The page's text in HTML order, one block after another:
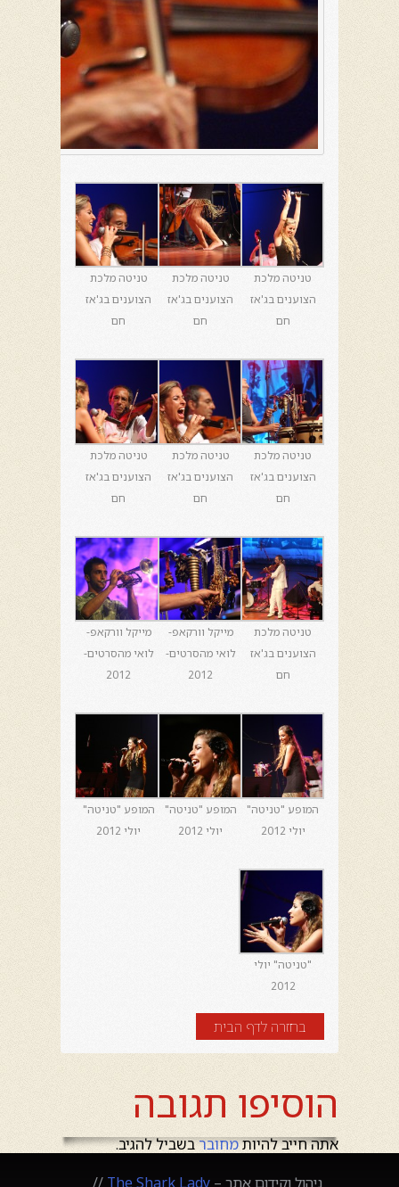
טניטה מלכת
הצוענים בג'אז
חם
טניטה מלכת
הצוענים בג'אז
חם
טניטה מלכת
הצוענים בג'אז
חם
טניטה מלכת
הצוענים בג'אז
חם
טניטה מלכת
הצוענים בג'אז
חם
טניטה מלכת
הצוענים בג'אז
חם
טניטה מלכת
הצוענים בג'אז
חם
מייקל וורקאפ-
לואי מהסרטים-
2012
מייקל וורקאפ-
לואי מהסרטים-
2012
המופע "טניטה"
יולי 2012
המופע "טניטה"
יולי 2012
המופע "טניטה"
יולי 2012
"טניטה" יולי
2012
בחזרה לדף הבית
הוסיפו תגובה
אתה חייב להיותמחוברבשביל להגיב.
ניהול וקידום אתר – The Shark Lady
//